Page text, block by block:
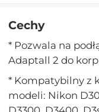
Cechy
* Pozwala na
Adaptall 2 do
* Kompatybilny z
modeli: Nikon